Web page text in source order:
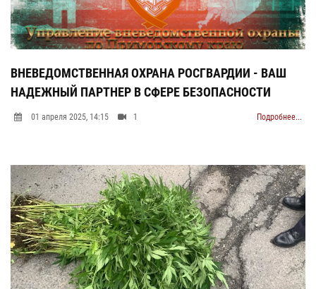
ВНЕВЕДОМСТВЕННАЯ ОХРАНА РОСГВАРДИИ - ВАШ
НАДЕЖНЫЙ ПАРТНЕР В СФЕРЕ БЕЗОПАСНОСТИ
01 апреля 2025, 14:15 1 Подробнее...